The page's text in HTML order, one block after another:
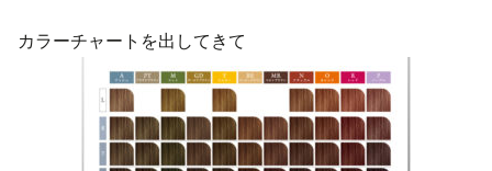
カラーチャートを出してきて